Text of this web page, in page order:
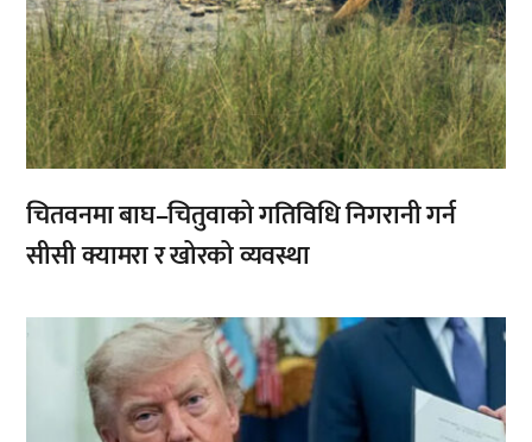
चितवनमा बाघ–चितुवाको गतिविधि निगरानी गर्न
सीसी क्यामरा र खोरको व्यवस्था